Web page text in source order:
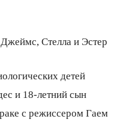
Стелла и Эстер
детей
и 18-летний сын
с режиссером Гаем